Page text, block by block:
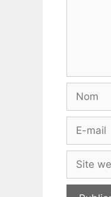
Nom
Site
web